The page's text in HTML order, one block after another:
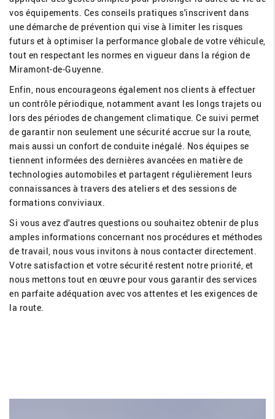
vos équipements. Ces conseils pratiques s'inscrivent dans
une démarche de prévention qui vise à limiter les risques
futurs et à optimiser la performance globale de votre véhicule,
tout en respectant les normes en vigueur dans la région de
Miramont-de-Guyenne.
Enfin, nous encourageons également nos clients à effectuer
un contrôle périodique, notamment avant les longs trajets ou
lors des périodes de changement climatique. Ce suivi permet
de garantir non seulement une sécurité accrue sur la route,
mais aussi un confort de conduite inégalé. Nos équipes se
tiennent informées des dernières avancées en matière de
technologies automobiles et partagent régulièrement leurs
connaissances à travers des ateliers et des sessions de
formations conviviaux.
Si vous avez d'autres questions ou souhaitez obtenir de plus
amples informations concernant nos procédures et méthodes
de travail, nous vous invitons à nous contacter directement.
Votre satisfaction et votre sécurité restent notre priorité, et
nous mettons tout en œuvre pour vous garantir des services
en parfaite adéquation avec vos attentes et les exigences de
la route.